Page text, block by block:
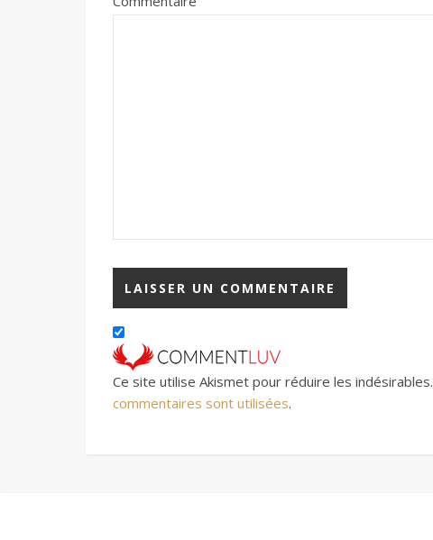
Ce site utilise Akismet pour réduire les indésirables.
commentaires sont utilisées.